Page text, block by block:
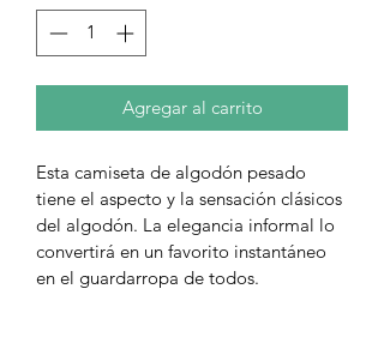
Agregar al carrito
Esta camiseta de algodón pesado
tiene el aspecto y la sensación clásicos
del algodón. La elegancia informal lo
convertirá en un favorito instantáneo
en el guardarropa de todos.